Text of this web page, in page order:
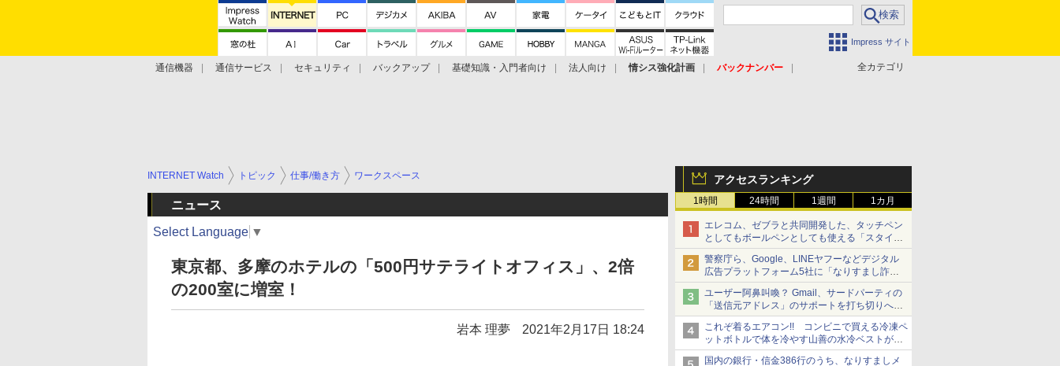
Impress サイト
全カテゴリ
通信機器 通信サービス セキュリティ バックアップ 基礎知識・入門者向け 法人向け 情シス強化計画
バックナンバー
アクセスランキング
1時間 24時間 1週間 1カ月
エレコム、ゼブラと共同開発した、タッチペン
としてもボールペンとしても使える「スタイラ
スツーウェイ」発売 iPadにも紙にも、持ち替
えずに書き込める
警察庁ら、Google、LINEヤフーなどデジタル
広告プラットフォーム5社に「なりすまし詐欺
広告」対策強化を要請 著名人の写真や映像を
使った投資詐欺などへの対策として
ユーザー阿鼻叫喚？ Gmail、サードパーティの
「送信元アドレス」のサポートを打ち切りへ
【やじうまWatch】
これぞ着るエアコン!! コンビニで買える冷凍ペ
ットボトルで体を冷やす山善の水冷ベストがロ
ードバイクにちょうどいい【ぼっち・ざ・ろー
国内の銀行・信金386行のうち、なりすましメ
INTERNET Watch トピック 仕事/働き方 ワークスペース
ニュース
Select Language ▼
東京都、多摩のホテルの「500円サテライトオフィス」、2倍
の200室に増室！
岩本 理夢 2021年2月17日 18:24